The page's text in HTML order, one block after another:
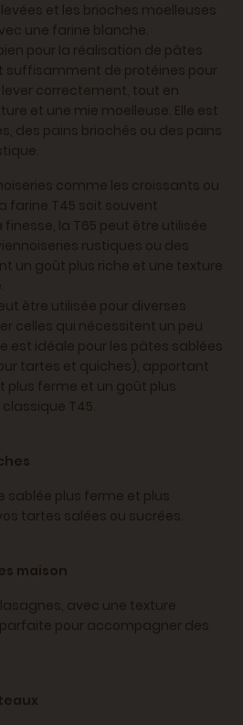
et les brioches moelleuses
une farine blanche.
pour la réalisation de pâtes
suffisamment de protéines pour
correctement, tout en
et une mie moelleuse. Elle est
des pains briochés ou des pains
comme les croissants ou
farine T45 soit souvent
la T65 peut être utilisée
rustiques ou des
un goût plus riche et une texture
être utilisée pour diverses
celles qui nécessitent un peu
est idéale pour les pâtes sablées
tartes et quiches), apportant
plus ferme et un goût plus
T45.
sablée plus ferme et plus
tartes salées ou sucrées.
maison
avec une texture
pour accompagner des